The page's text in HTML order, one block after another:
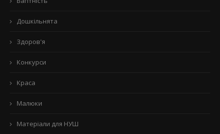
Дошкільнята
Здоров'я
Конкурси
Краса
Малюки
Матеріали для НУШ